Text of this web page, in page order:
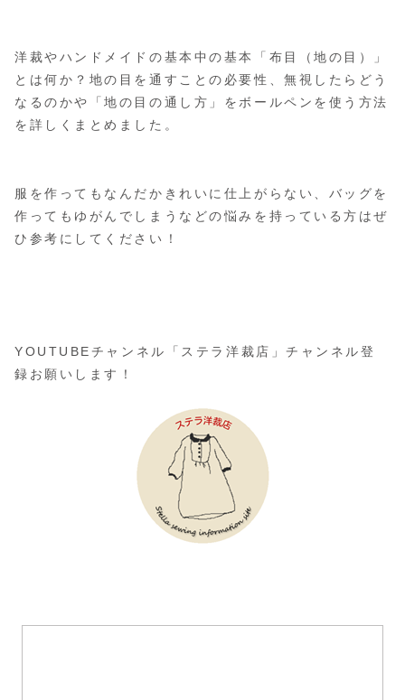
洋裁やハンドメイドの基本中の基本「布目（地の目）」
とは何か？地の目を通すことの必要性、無視したらどう
なるのかや「地の目の通し方」をボールペンを使う方法
を詳しくまとめました。
服を作ってもなんだかきれいに仕上がらない、バッグを
作ってもゆがんでしまうなどの悩みを持っている方はぜ
ひ参考にしてください！
YOUTUBEチャンネル「ステラ洋裁店」チャンネル登
録お願いします！